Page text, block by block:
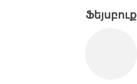
Ֆեյսբուք